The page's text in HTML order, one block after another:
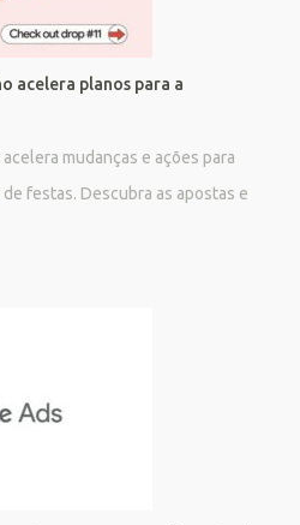
acelera planos para a
mudanças e ações para
festas. Descubra as apostas e